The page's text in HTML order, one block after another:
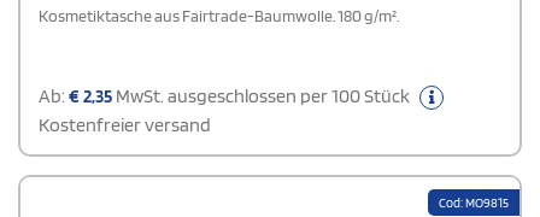
Kosmetiktasche aus Fairtrade-Baumwolle. 180 g/m².
Ab:€2,35 MwSt. ausgeschlossen per 100 Stück
Kostenfreier versand
Cod: MO9815